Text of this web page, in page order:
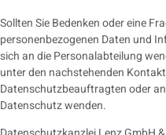
Sollten Sie Bedenken oder eine
personenbezogenen Daten und
sich an die Personalabteilung
unter den nachstehenden
Datenschutzbeauftragten oder
Datenschutz wenden.